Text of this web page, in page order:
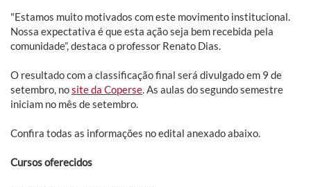
"Estamos muito motivados com este movimento institucional.
Nossa expectativa é que esta ação seja bem recebida pela
comunidade”, destaca o professor Renato Dias.
O resultado com a classificação final será divulgado em 9 de
setembro, nosite da Coperse. As aulas do segundo semestre
iniciam no mês de setembro.
Confira todas as informações no edital anexado abaixo.
Cursos oferecidos